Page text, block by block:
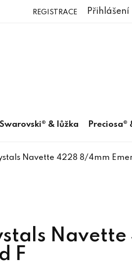
Přihlášení
REGISTRACE
Swarovski® & lůžka Preciosa®
Navette 4228 8/4mm
Navette
F